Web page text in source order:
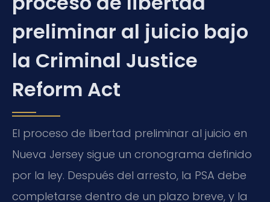
preliminar al juicio bajo
la Criminal Justice
Reform Act
El proceso de libertad preliminar al juicio en
Nueva Jersey sigue un cronograma definido
por la ley. Después del arresto, la PSA debe
completarse dentro de un plazo breve, y la